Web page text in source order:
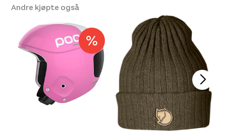
Andre kjøpte også